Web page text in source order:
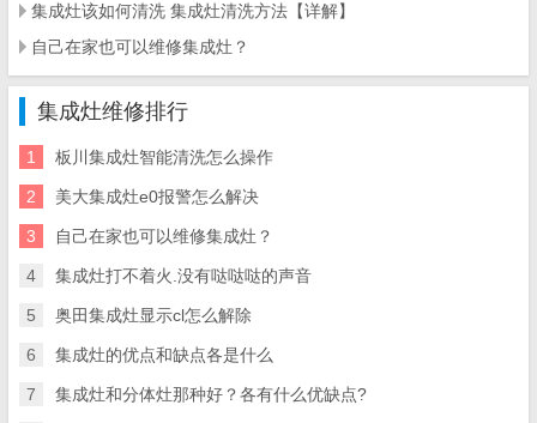
集成灶该如何清洗 集成灶清洗方法【详解】
自己在家也可以维修集成灶？
集成灶维修排行
1 板川集成灶智能清洗怎么操作
2 美大集成灶e0报警怎么解决
3 自己在家也可以维修集成灶？
4 集成灶打不着火.没有哒哒哒的声音
5 奥田集成灶显示cl怎么解除
6 集成灶的优点和缺点各是什么
7 集成灶和分体灶那种好？各有什么优缺点?